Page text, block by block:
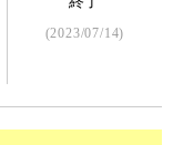
(2023/07/14)